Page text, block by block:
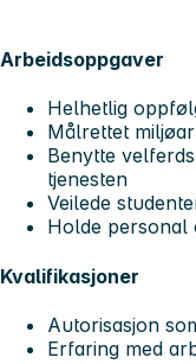
Arbeidsoppgaver
Helhetlig
Målrettet
Benytte
tjenesten
Veilede
Holde personal
Kvalifikasjoner
Autorisasjon
Erfaring med